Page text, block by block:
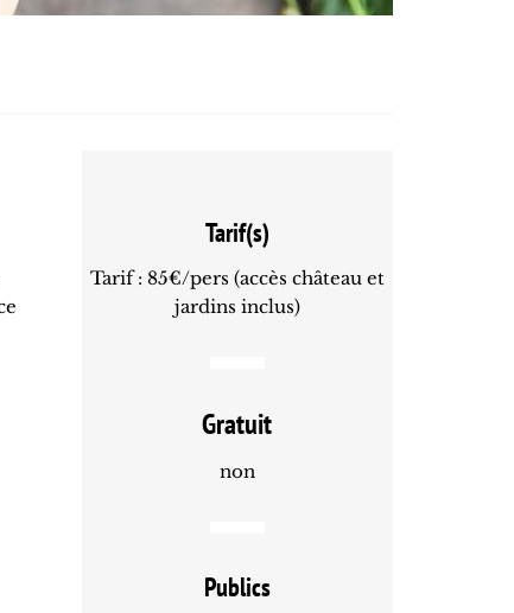
Tarif(s)
Tarif : 85€/pers (accès château et
jardins inclus)
Gratuit
non
Publics